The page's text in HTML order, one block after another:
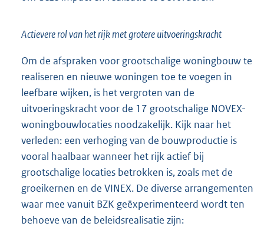
Actievere rol van het rijk met grotere uitvoeringskracht
Om de afspraken voor grootschalige woningbouw te
realiseren en nieuwe woningen toe te voegen in
leefbare wijken, is het vergroten van de
uitvoeringskracht voor de 17 grootschalige NOVEX-
woningbouwlocaties noodzakelijk. Kijk naar het
verleden: een verhoging van de bouwproductie is
vooral haalbaar wanneer het rijk actief bij
grootschalige locaties betrokken is, zoals met de
groeikernen en de VINEX. De diverse arrangementen
waar mee vanuit BZK geëxperimenteerd wordt ten
behoeve van de beleidsrealisatie zijn: